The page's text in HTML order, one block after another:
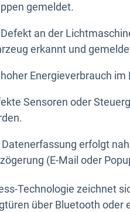
gemeldet.
Defekt an der
erkannt und
hoher Energieverbrauch
Sensoren oder
Datenerfassung erfolgt
(E-Mail oder
Technologie zeichnet
über Bluetooth oder